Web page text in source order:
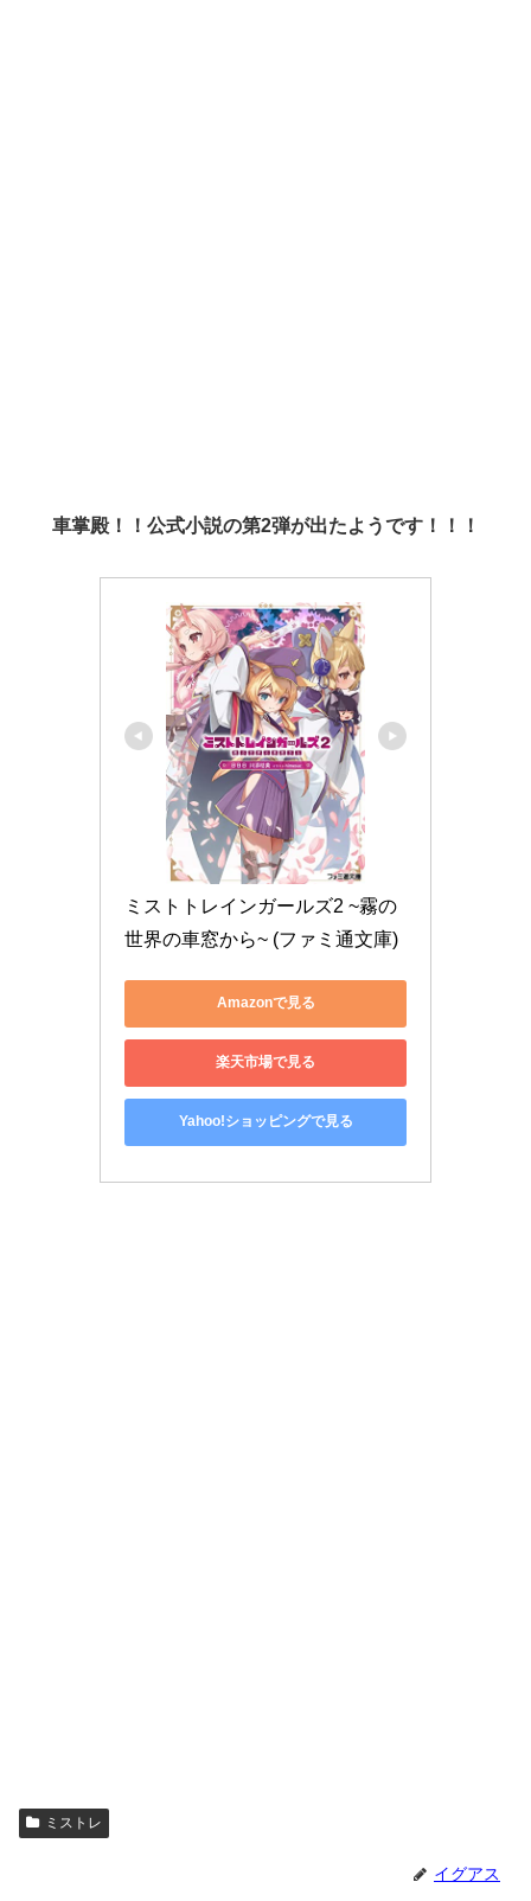
車掌殿！！公式小説の第2弾が出たようです！！！
ミストトレインガールズ2 ~霧の
世界の車窓から~ (ファミ通文庫)
Amazonで見る
楽天市場で見る
Yahoo!ショッピングで見る
ミストレ
イグアス